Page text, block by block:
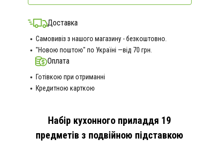
Доставка
Самовивіз з нашого магазину - безкоштовно.
"Новою поштою" по Україні —від 70 грн.
Оплата
Готівкою при отриманні
Кредитною карткою
Набір кухонного приладдя 19
предметів з подвійною підставкою